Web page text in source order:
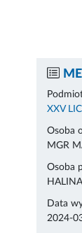
XXV
Osoba
MGR
Osoba
Data
2024-